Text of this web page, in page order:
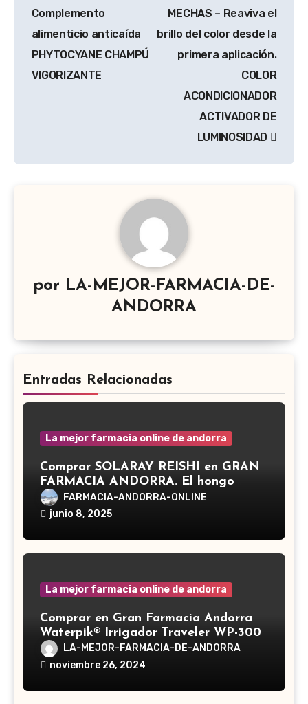
Complemento
alimenticio anticaída
PHYTOCYANE CHAMPÚ
VIGORIZANTE
MECHAS – Reaviva el
brillo del color desde la
primera aplicación.
COLOR
ACONDICIONADOR
ACTIVADOR DE
LUMINOSIDAD
por LA-MEJOR-FARMACIA-DE-
ANDORRA
Entradas Relacionadas
La mejor farmacia online de andorra
Comprar SOLARAY REISHI en GRAN
FARMACIA ANDORRA. El hongo
Reishi, cuyo nombre científico es
Ganoderma lucidum, es un hongo
en la medicina tradicional asiática
FARMACIA-ANDORRA-ONLINE
junio 8, 2025
La mejor farmacia online de andorra
Comprar en Gran Farmacia Andorra
Waterpik® Irrigador Traveler WP-300
LA-MEJOR-FARMACIA-DE-ANDORRA
noviembre 26, 2024